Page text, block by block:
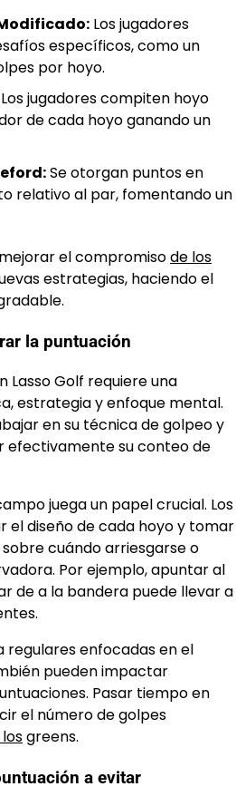
Los jugadores
específicos, como un
por hoyo.
Los jugadores compiten hoyo
de cada hoyo ganando un
Se otorgan puntos en
relativo al par, fomentando un
el compromisode los
estrategias, haciendo el
la puntuación
Lasso Golf requiere una
estrategia y enfoque mental.
en su técnica de golpeo y
efectivamente su conteo de
juega un papel crucial. Los
el diseño de cada hoyo y tomar
cuándo arriesgarse o
Por ejemplo, apuntar al
de a la bandera puede llevar a
regulares enfocadas en el
pueden impactar
Pasar tiempo en
el número de golpes
greens.
a evitar